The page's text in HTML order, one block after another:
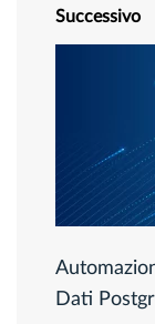
Successivo
Dati